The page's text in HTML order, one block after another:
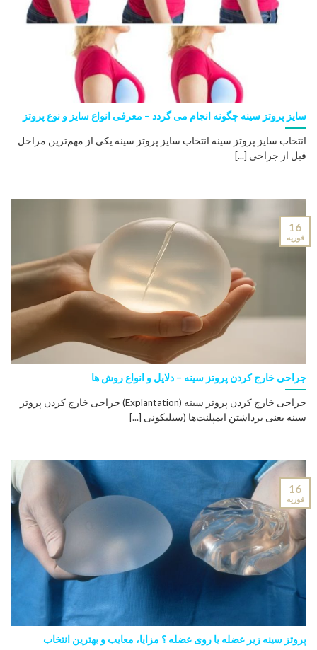
سایز پروتز سینه چگونه انجام می گردد – معرفی انواع سایز و نوع پروتز
انتخاب سایز پروتز سینه انتخاب سایز پروتز سینه یکی از مهم‌ترین مراحل
قبل از جراحی [...]
جراحی خارج کردن پروتز سینه – دلایل و انواع روش ها
جراحی خارج کردن پروتز سینه (Explantation) جراحی خارج کردن پروتز
سینه یعنی برداشتن ایمپلنت‌ها (سیلیکونی [...]
16
فوریه
پروتز سینه زیر عضله یا روی عضله ؟ مزایا، معایب و بهترین انتخاب
16
فوریه